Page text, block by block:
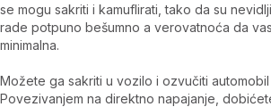
se mogu sakriti i kamuflirati, tako da su
rade potpuno bešumno a verovatnoća da
minimalna.
Možete ga sakriti u vozilo i ozvučiti
Povezivanjem na direktno napajanje,